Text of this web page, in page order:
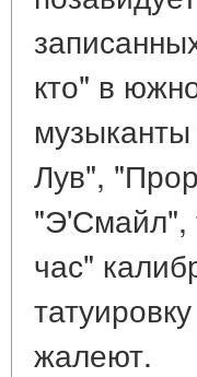
кто" в
Лув",
"Э'Смайл",
час"
жалеют.